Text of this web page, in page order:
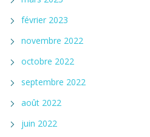
février 2023
novembre 2022
octobre 2022
septembre 2022
août 2022
juin 2022